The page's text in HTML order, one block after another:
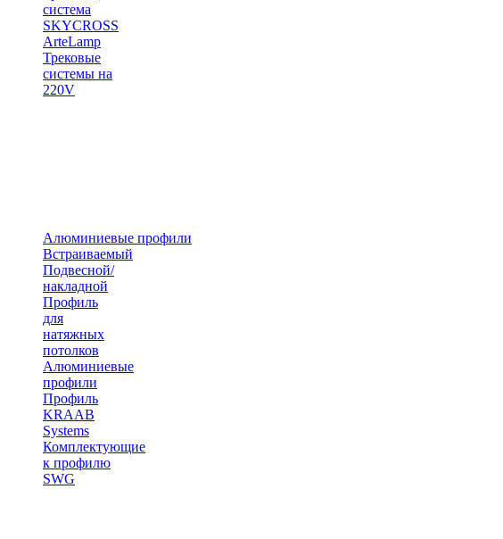
система
SKYCROSS
ArteLamp
Трековые
системы на
220V
Алюминиевые профили
Встраиваемый
Подвесной/
накладной
Профиль
для
натяжных
потолков
Алюминиевые
профили
Профиль
KRAAB
Systems
Комплектующие
к профилю
SWG